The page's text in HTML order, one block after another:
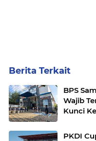
Berita Terkait
BPS
Wajib
Kunci
PKDI